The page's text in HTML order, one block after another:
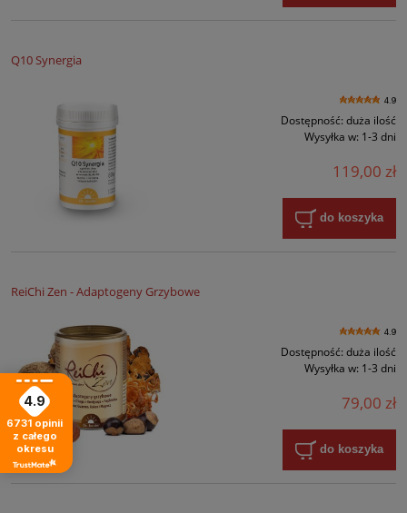
Q10 Synergia
4.9
Dostępność: duża ilość
Wysyłka w: 1-3 dni
119,00 zł
do koszyka
ReiChi Zen - Adaptogeny Grzybowe
4.9
Dostępność: duża ilość
Wysyłka w: 1-3 dni
79,00 zł
do koszyka
4.9
6731 opinii
z całego
okresu